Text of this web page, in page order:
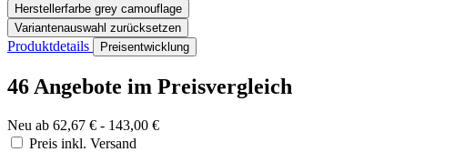
Herstellerfarbe grey camouflage
Variantenauswahl zurücksetzen
Produktdetails Preisentwicklung
46 Angebote im Preisvergleich
Neu ab 62,67 € - 143,00 €
Preis inkl. Versand